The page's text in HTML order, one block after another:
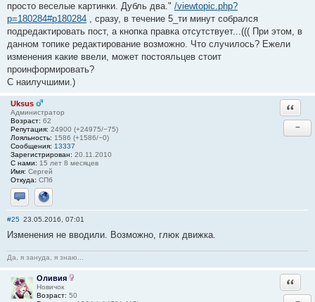
просто веселые картинки. Дубль два." /viewtopic.php?
p=180284#p180284 , сразу, в течение 5_ти минут собрался
подредактировать пост, а кнопка правка отсутствует...((( При этом, в
данном топике редактирование возможно. Что случилось? Ежели
изменения какие ввели, может постояльцев стоит
проинформировать?
С наилучшими.)
Uksus
Администратор
Возраст: 62
Репутация: 24900 (+24975/−75)
Лояльность: 1586 (+1586/−0)
Сообщения: 13337
Зарегистрирован: 20.11.2010
С нами: 15 лет 8 месяцев
Имя: Сергей
Откуда: СПб
Отправить личное сообщение
Сайт
−
#25 23.05.2016, 07:01
Изменения не вводили. Возможно, глюк движка.
Да, я зануда, я знаю...
Оливия
Новичок
Возраст: 50